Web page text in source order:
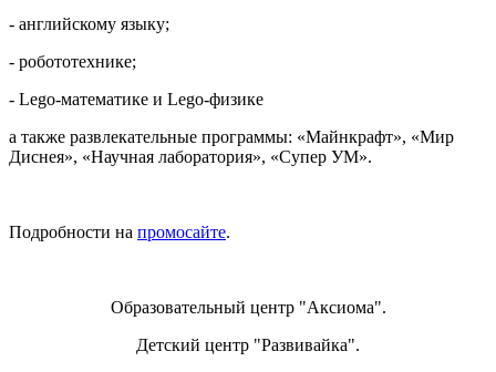
- английскому языку;
- робототехнике;
- Lego-математике и Lego-физике
а также развлекательные программы: «Майнкрафт», «Мир
Диснея», «Научная лаборатория», «Супер УМ».
Подробности на промосайте.
Образовательный центр "Аксиома".
Детский центр "Развивайка".